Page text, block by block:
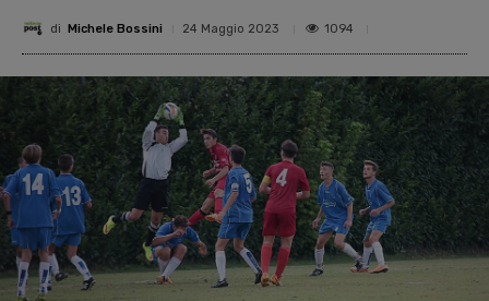
di Michele Bossini 24 Maggio 2023 1094